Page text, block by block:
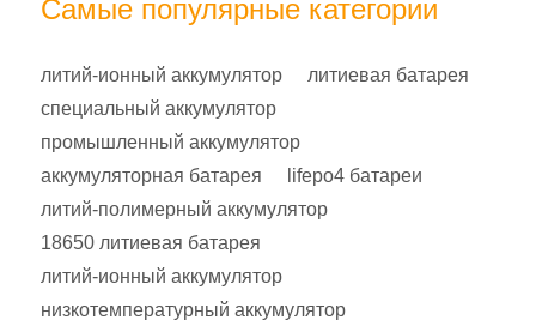
Самые популярные категории
литий-ионный аккумулятор
литиевая батарея
специальный аккумулятор
промышленный аккумулятор
аккумуляторная батарея
lifepo4 батареи
литий-полимерный аккумулятор
18650 литиевая батарея
литий-ионный аккумулятор
низкотемпературный аккумулятор